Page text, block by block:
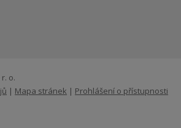
o.
| Mapa stránek | Prohlášení o přístupnosti